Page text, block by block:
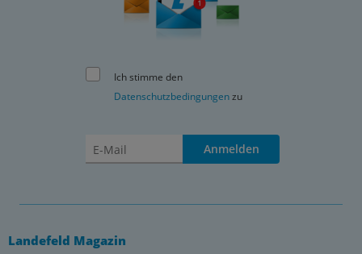
Ich stimme den
Datenschutzbedingungenzu
Anmelden
Landefeld Magazin